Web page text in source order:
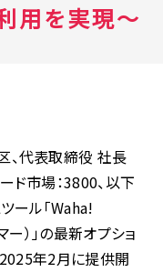
用を実現～
、代表取締役 社長
ド市場：3800、以下
ツール「Waha!
ー）」の最新オプショ
2025年2月に提供開